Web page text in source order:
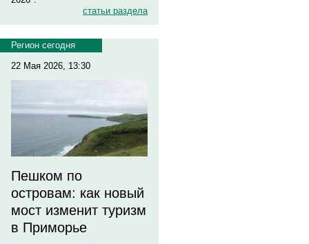
статьи раздела
Регион сегодня
22 Мая 2026, 13:30
Пешком по
островам: как новый
мост изменит туризм
в Приморье